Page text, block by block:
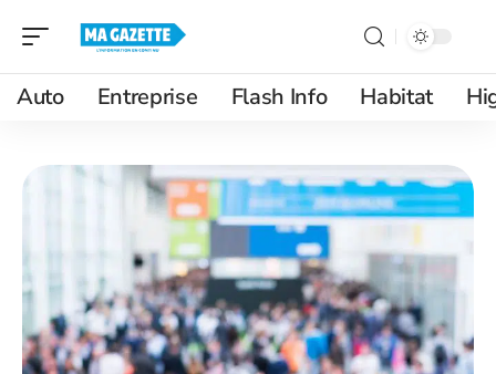
Auto Entreprise Flash Info Habitat